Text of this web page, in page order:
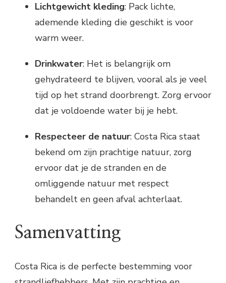
Lichtgewicht kleding: Pack lichte,
ademende kleding die geschikt is voor
warm weer.
Drinkwater: Het is belangrijk om
gehydrateerd te blijven, vooral als je veel
tijd op het strand doorbrengt. Zorg ervoor
dat je voldoende water bij je hebt.
Respecteer de natuur: Costa Rica staat
bekend om zijn prachtige natuur, zorg
ervoor dat je de stranden en de
omliggende natuur met respect
behandelt en geen afval achterlaat.
Samenvatting
Costa Rica is de perfecte bestemming voor